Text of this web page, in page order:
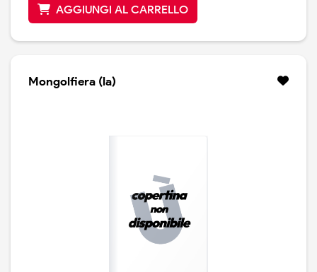
AGGIUNGI AL CARRELLO
Mongolfiera (la)